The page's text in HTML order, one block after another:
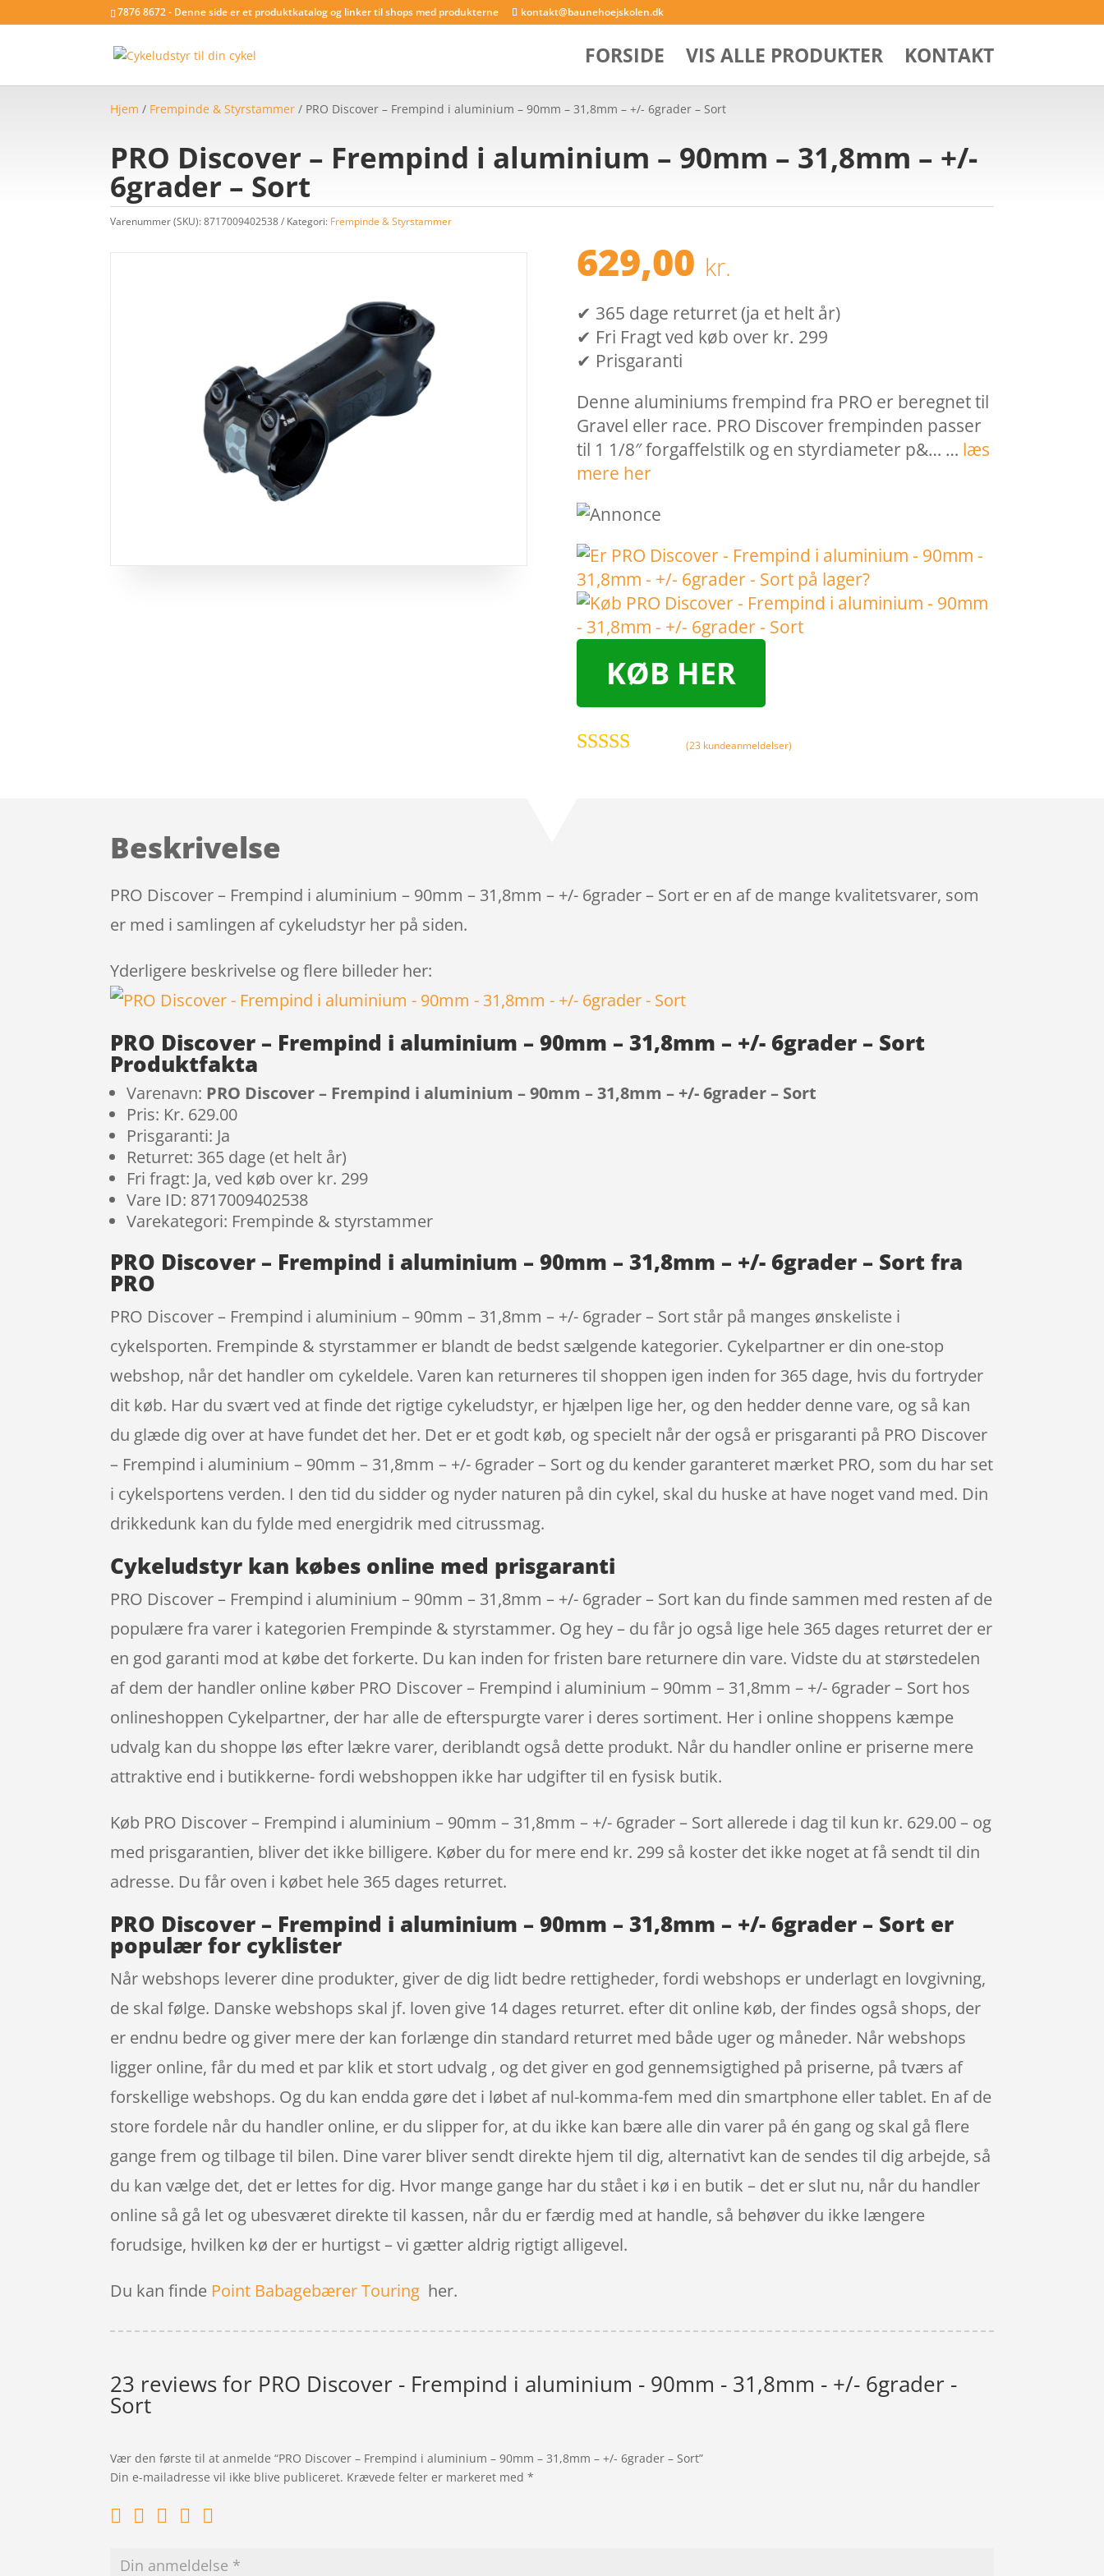
7876 8672 - Denne side er et produktkatalog og linker til shops med produkterne kontakt@baunehoejskolen.dk
FORSIDE VIS ALLE PRODUKTER KONTAKT
Hjem / Frempinde & Styrstammer / PRO Discover – Frempind i aluminium – 90mm – 31,8mm – +/- 6grader – Sort
PRO Discover – Frempind i aluminium – 90mm – 31,8mm – +/-
6grader – Sort
Varenummer (SKU):8717009402538 Kategori: Frempinde & Styrstammer
629,00 kr.
✔ 365 dage returret (ja et helt år)
✔ Fri Fragt ved køb over kr. 299
✔ Prisgaranti
Denne aluminiums frempind fra PRO er beregnet til
Gravel eller race. PRO Discover frempinden passer
til 1 1/8″ forgaffelstilk og en styrdiameter p&… … læs
mere her
KØB HER
(23 kundeanmeldelser)
Beskrivelse
PRO Discover – Frempind i aluminium – 90mm – 31,8mm – +/- 6grader – Sort er en af de mange kvalitetsvarer, som
er med i samlingen af cykeludstyr her på siden.
Yderligere beskrivelse og flere billeder her:
PRO Discover – Frempind i aluminium – 90mm – 31,8mm – +/- 6grader – Sort
Produktfakta
Varenavn: PRO Discover – Frempind i aluminium – 90mm – 31,8mm – +/- 6grader – Sort
Pris: Kr. 629.00
Prisgaranti: Ja
Returret: 365 dage (et helt år)
Fri fragt: Ja, ved køb over kr. 299
Vare ID: 8717009402538
Varekategori: Frempinde & styrstammer
PRO Discover – Frempind i aluminium – 90mm – 31,8mm – +/- 6grader – Sort fra
PRO
PRO Discover – Frempind i aluminium – 90mm – 31,8mm – +/- 6grader – Sort står på manges ønskeliste i
cykelsporten. Frempinde & styrstammer er blandt de bedst sælgende kategorier. Cykelpartner er din one-stop
webshop, når det handler om cykeldele. Varen kan returneres til shoppen igen inden for 365 dage, hvis du fortryder
dit køb. Har du svært ved at finde det rigtige cykeludstyr, er hjælpen lige her, og den hedder denne vare, og så kan
du glæde dig over at have fundet det her. Det er et godt køb, og specielt når der også er prisgaranti på PRO Discover
– Frempind i aluminium – 90mm – 31,8mm – +/- 6grader – Sort og du kender garanteret mærket PRO, som du har set
i cykelsportens verden. I den tid du sidder og nyder naturen på din cykel, skal du huske at have noget vand med. Din
drikkedunk kan du fylde med energidrik med citrussmag.
Cykeludstyr kan købes online med prisgaranti
PRO Discover – Frempind i aluminium – 90mm – 31,8mm – +/- 6grader – Sort kan du finde sammen med resten af de
populære fra varer i kategorien Frempinde & styrstammer. Og hey – du får jo også lige hele 365 dages returret der er
en god garanti mod at købe det forkerte. Du kan inden for fristen bare returnere din vare. Vidste du at størstedelen
af dem der handler online køber PRO Discover – Frempind i aluminium – 90mm – 31,8mm – +/- 6grader – Sort hos
onlineshoppen Cykelpartner, der har alle de efterspurgte varer i deres sortiment. Her i online shoppens kæmpe
udvalg kan du shoppe løs efter lækre varer, deriblandt også dette produkt. Når du handler online er priserne mere
attraktive end i butikkerne- fordi webshoppen ikke har udgifter til en fysisk butik.
Køb PRO Discover – Frempind i aluminium – 90mm – 31,8mm – +/- 6grader – Sort allerede i dag til kun kr. 629.00 – og
med prisgarantien, bliver det ikke billigere. Køber du for mere end kr. 299 så koster det ikke noget at få sendt til din
adresse. Du får oven i købet hele 365 dages returret.
PRO Discover – Frempind i aluminium – 90mm – 31,8mm – +/- 6grader – Sort er
populær for cyklister
Når webshops leverer dine produkter, giver de dig lidt bedre rettigheder, fordi webshops er underlagt en lovgivning,
de skal følge. Danske webshops skal jf. loven give 14 dages returret. efter dit online køb, der findes også shops, der
er endnu bedre og giver mere der kan forlænge din standard returret med både uger og måneder. Når webshops
ligger online, får du med et par klik et stort udvalg , og det giver en god gennemsigtighed på priserne, på tværs af
forskellige webshops. Og du kan endda gøre det i løbet af nul-komma-fem med din smartphone eller tablet. En af de
store fordele når du handler online, er du slipper for, at du ikke kan bære alle din varer på én gang og skal gå flere
gange frem og tilbage til bilen. Dine varer bliver sendt direkte hjem til dig, alternativt kan de sendes til dig arbejde, så
du kan vælge det, det er lettes for dig. Hvor mange gange har du stået i kø i en butik – det er slut nu, når du handler
online så gå let og ubesværet direkte til kassen, når du er færdig med at handle, så behøver du ikke længere
forudsige, hvilken kø der er hurtigst – vi gætter aldrig rigtigt alligevel.
Du kan finde Point Babagebærer Touring her.
23 reviews for PRO Discover - Frempind i aluminium - 90mm - 31,8mm - +/- 6grader -
Sort
Vær den første til at anmelde “PRO Discover – Frempind i aluminium – 90mm – 31,8mm – +/- 6grader – Sort”
Din e-mailadresse vil ikke blive publiceret. Krævede felter er markeret med*